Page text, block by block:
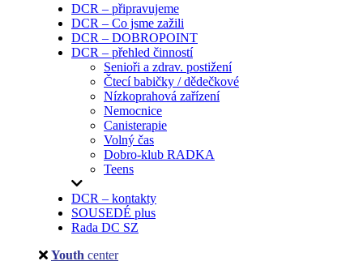
DCR – připravujeme
DCR – Co jsme zažili
DCR – DOBROPOINT
DCR – přehled činností
Senioři a zdrav. postižení
Čtecí babičky / dědečkové
Nízkoprahová zařízení
Nemocnice
Canisterapie
Volný čas
Dobro-klub RADKA
Teens
DCR – kontakty
SOUSEDÉ plus
Rada DC SZ
Youth center